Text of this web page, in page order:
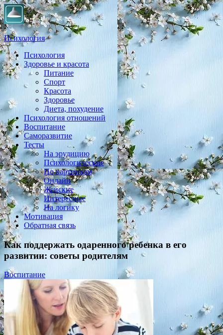
Психология
Практическая психология, личностный рост, экология,
здоровье, воспитание,
Психология
Здоровье и красота
Питание
Спорт
Красота
Здоровье
Диета, похудение
Психология отношений
Воспитание
Саморазвитие
Тесты
На эрудицию
Психологические
По картинкам
Онлайн
Женские
Интересные
На логику
Мотивация
Обратная связь
Как поддержать одаренного ребенка в его
развитии: советы родителям
Воспитание